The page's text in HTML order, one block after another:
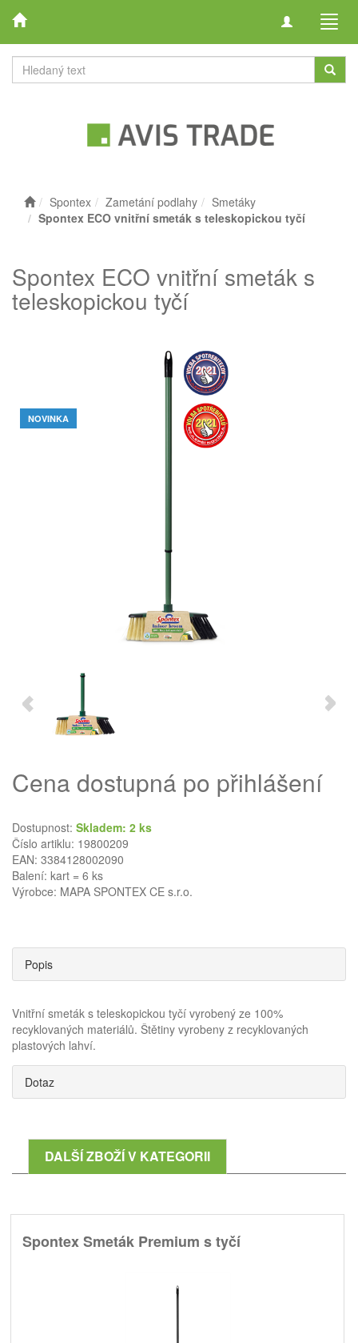
Toggle
Spontex Zametání podlahy
Smetáky
Spontex ECO vnitřní smeták s teleskopickou tyčí
Spontex ECO vnitřní smeták s
teleskopickou tyčí
NOVINKA
Cena dostupná po přihlášení
Dostupnost: Skladem: 2 ks
Číslo artiklu: 19800209
EAN: 3384128002090
Balení: kart = 6 ks
Výrobce: MAPA SPONTEX CE s.r.o.
Popis
Vnitřní smeták s teleskopickou tyčí vyrobený ze 100%
recyklovaných materiálů. Štětiny vyrobeny z recyklovaných
plastových lahví.
Dotaz
DALŠÍ ZBOŽÍ V KATEGORII
Spontex Smeták Premium s tyčí